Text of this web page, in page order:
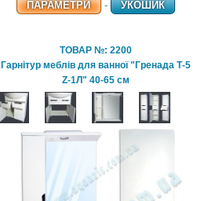
ПАРАМЕТРИ - УКОШИК
ТОВАР №: 2200
Гарнітур меблів для ванної "Гренада Т-5
Z-1Л" 40-65 см